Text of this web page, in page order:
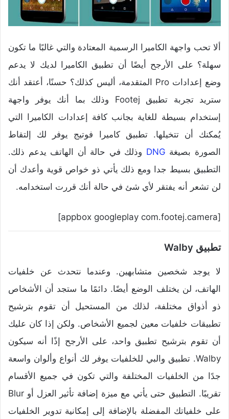
ألا تحب واجهة الكاميرا الرسمية المعتادة والتي غالبًا ما تكون
سهلة؟ على الأرجح أيضًا أن تطبيق الكاميرا لديك لا يدعم
وضع إعدادات Pro المتقدمة، أليس كذلك؟ حسنًا، أعتقد أنك
ستريد تجربة تطبيق Footej وذلك بما أنك يوفر واجهة
إستخدام بسيطة للغاية بجانب كافة إعدادات الكاميرا التي
يُمكنك أن تتخيلها. تطبيق كاميرا فوتيج يوفر لك إلتقاط
الصورة بصيغة DNG وذلك في حالة أن الهاتف يدعم ذلك.
التطبيق بسيط جدا ومع ذلك يأتي ذو خواص قوية وأعدك أن
لن تشعر أنه يفتقر لأي شئ في حالة أنك قررت استخدامه.
[appbox googleplay com.footej.camera]
تطبيق Walby
لا يوجد شخصين متشابهين. وعندما نتحدث عن خلفيات
الهاتف، لن يختلف الوضع أيضًا. دائمًا ما ستجد أن الأشخاص
ذو أذواق مختلفة، لذلك من المستحيل أن تقوم بترشيح
تطبيقات خلفيات معين لجميع الأشخاص. ولكن إذا كان عليك
أن تقوم بترشيح تطبيق واحد، على الأرجح إذًا أنه سيكون
Walby. تطبيق والبي للخلفيات يوفر لك أنواع وألوان واسعة
جدًا من الخلفيات المختلفة والتي تكون في جميع الأقسام
تقريبًا. التطبيق حتى يأتي مع ميزة إضافة تأثير العزل أو Blur
على خلفياتك المفضلة بالإضافة إلى إمكانية تدوير الخلفيات